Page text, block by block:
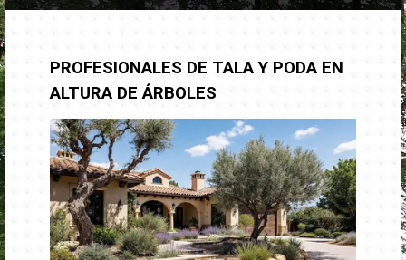
PROFESIONALES DE TALA Y PODA EN
ALTURA DE ÁRBOLES